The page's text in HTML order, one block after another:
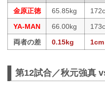
金原正徳
65.85kg
YA-MAN
66.00kg
両者の差
0.15kg 1cm
第12試合／秋元強真